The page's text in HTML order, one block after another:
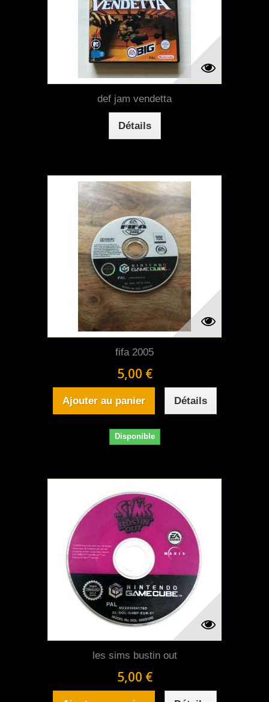
def jam vendetta
Détails
fifa 2005
5,00 €
Ajouter au panier Détails
Disponible
les sims bustin out
5,00 €